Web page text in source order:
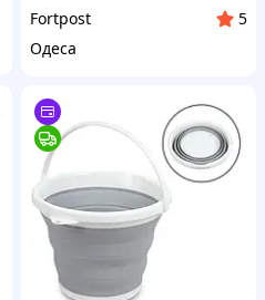
Fortpost
5
Одеса